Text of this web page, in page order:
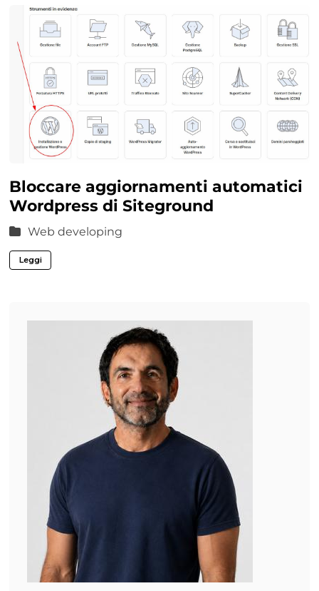
Bloccare aggiornamenti automatici
Wordpress di Siteground
Web developing
Leggi